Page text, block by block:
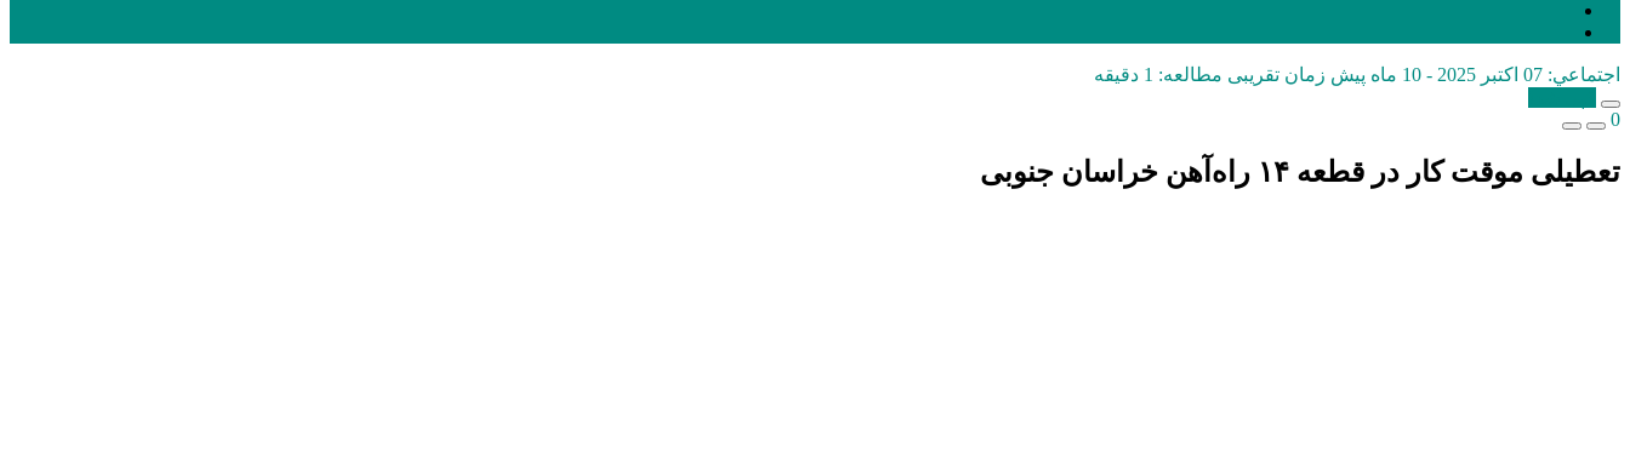
اجتماعي: 07 اکتبر 2025 - 10 ماه پیش
زمان تقریبی مطالعه: 1 دقیقه
0
تعطیلی موقت کار در قطعه ۱۴ راه‌آهن خراسان جنوبی